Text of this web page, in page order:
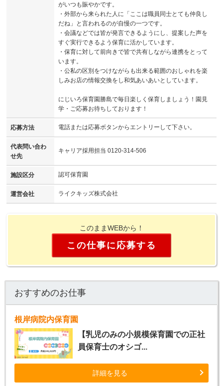
がいつも賑やかです。
・外部から来られた人に「ここは職員同士とても仲良し
だね」と言われるのが自慢の一つです。
・会議などでは皆が発言できるようにし、提案した声を
すぐ実行できるよう保育に活かしています。
・保育に対して前向きで皆で共有しながら連携をとって
います。
・公私の区別をつけながらも出来る範囲のおしゃれを楽
しみお店の情報交換をし和気あいあいとしています。
にじいろ保育園勝島で毎日楽しく保育しましょう！園見
学・ご応募お待ちしております！
応募方法 電話または応募ボタンからエントリーして下さい。
代表問い合わ
せ先
キャリア採用担当 0120-314-506
施設区分 認可保育園
運営会社 ライクキッズ株式会社
このままWEBから！
この仕事に応募する
おすすめのお仕事
根岸病院内保育園
【乳児のみの小規模保育園での正社
員保育士のオシゴ...
詳細を見る